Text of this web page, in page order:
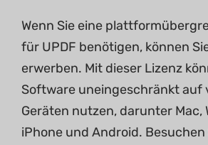
Wenn Sie eine
für UPDF benötigen, können
erwerben. Mit dieser Lizenz
Software uneingeschränkt auf
Geräten nutzen, darunter Mac,
iPhone und Android. Besuchen